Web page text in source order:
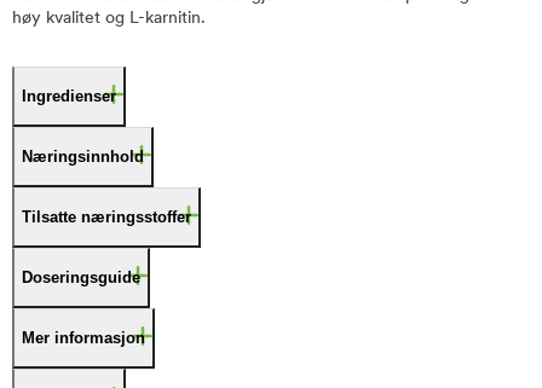
høy kvalitet og L-karnitin.
Ingredienser
Næringsinnhold
Tilsatte næringsstoffer
Doseringsguide
Mer informasjon